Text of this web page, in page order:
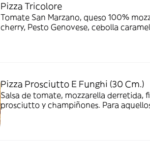
Pizza Tricolore
Tomate San Marzano, queso 100%
cherry, Pesto Genovese, cebolla
Pizza Prosciutto E Funghi (30 Cm.)
Salsa de tomate, mozzarella derretida,
prosciutto y champiñones. Para